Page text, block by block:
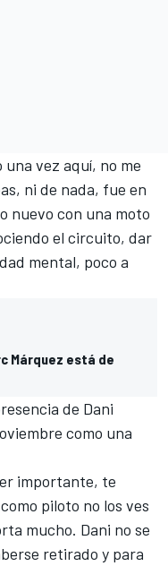
vez aquí, no me
ni de nada, fue en
nuevo con una moto
el circuito, dar
mental, poco a
Márquez está de
de Dani
como una
importante, te
piloto no los ves
mucho. Dani no se
retirado y para